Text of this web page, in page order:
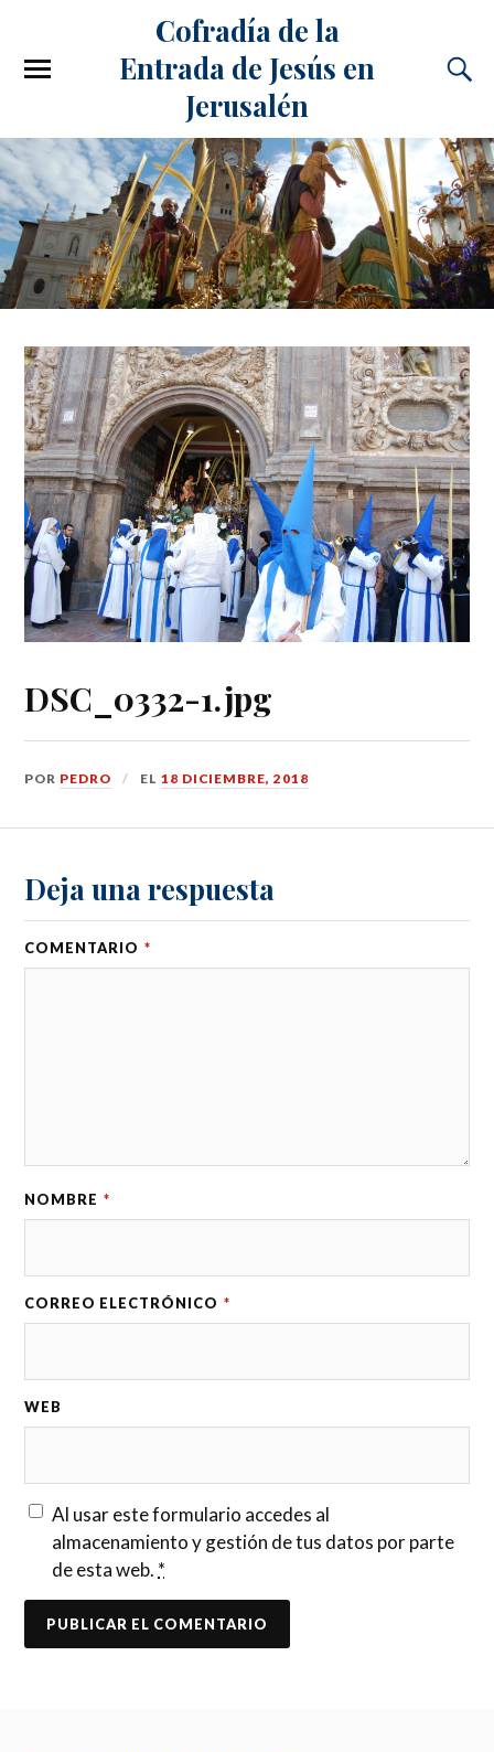
Cofradía de la
Entrada de Jesús en
Jerusalén
DSC_0332-1.jpg
POR PEDRO EL18 DICIEMBRE, 2018
Deja una respuesta
COMENTARIO *
NOMBRE *
CORREO ELECTRÓNICO *
WEB
Al usar este formulario accedes al
almacenamiento y gestión de tus datos por parte
de esta web. *